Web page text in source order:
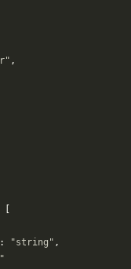
,
[
: "string" ,